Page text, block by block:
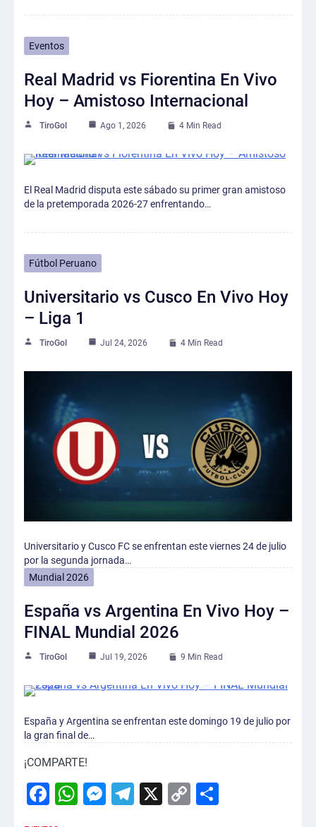
Eventos
Real Madrid vs Fiorentina En Vivo
Hoy – Amistoso Internacional
TiroGol Ago 1, 2026 4 Min Read
El Real Madrid disputa este sábado su primer gran amistoso
de la pretemporada 2026-27 enfrentando…
Fútbol Peruano
Universitario vs Cusco En Vivo Hoy
– Liga 1
TiroGol Jul 24, 2026 4 Min Read
Universitario y Cusco FC se enfrentan este viernes 24 de julio
por la segunda jornada…
Mundial 2026
España vs Argentina En Vivo Hoy –
FINAL Mundial 2026
TiroGol Jul 19, 2026 9 Min Read
España y Argentina se enfrentan este domingo 19 de julio por
la gran final de…
¡COMPARTE!
Facebook
WhatsApp
Messenger
Telegram
X
Copy